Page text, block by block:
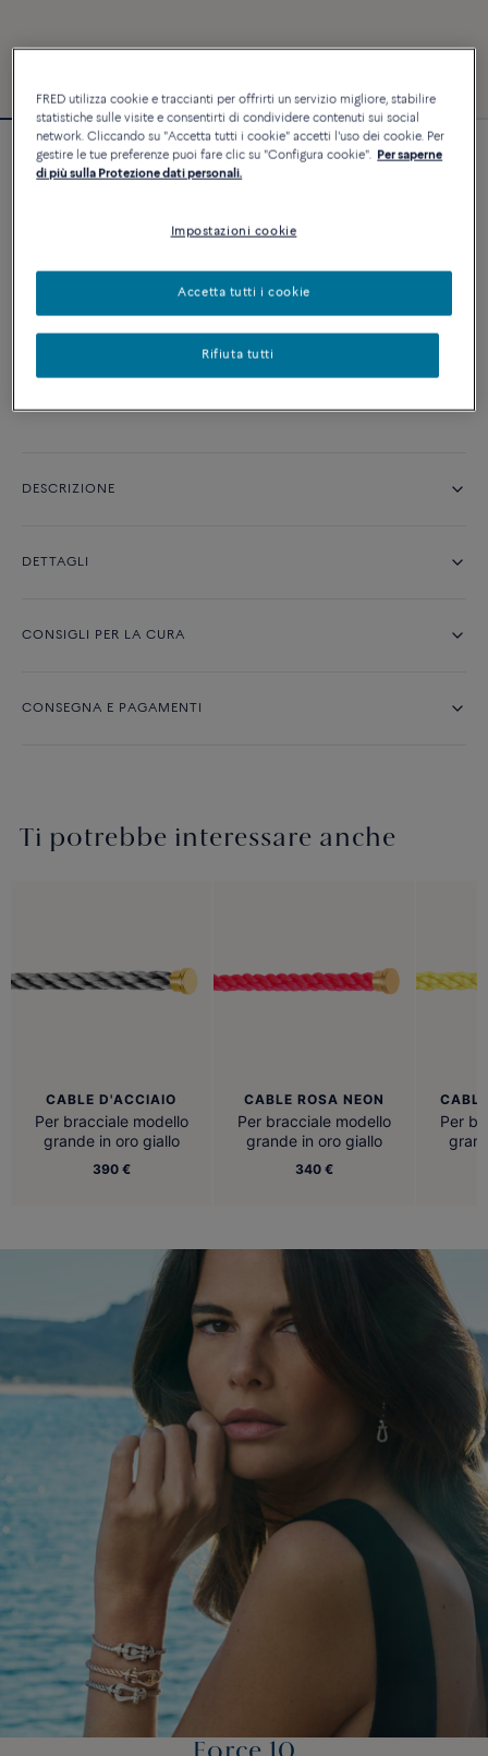
Bracciale Force 10
PERSONALIZZA
AGGIUNGI AL CARRELLO
Contattataci per qualsiasi domanda sulle misure
DESCRIZIONE
DETTAGLI
CONSIGLI PER LA CURA
CONSEGNA E PAGAMENTI
Ti potrebbe interessare anche
CABLE D'ACCIAIO
Per bracciale modello
grande in oro giallo
390 €
CABLE ROSA NEON
Per bracciale modello
grande in oro giallo
340 €
Per
FRED utilizza cookie e traccianti per offrirti un servizio migliore, stabilire
statistiche sulle visite e consentirti di condividere contenuti sui social
network. Cliccando su "Accetta tutti i cookie" accetti l'uso dei cookie. Per
gestire le tue preferenze puoi fare clic su "Configura cookie". Per saperne
di più sulla Protezione dati personali.
Impostazioni cookie
Rifiuta tutti
Accetta tutti i cookie